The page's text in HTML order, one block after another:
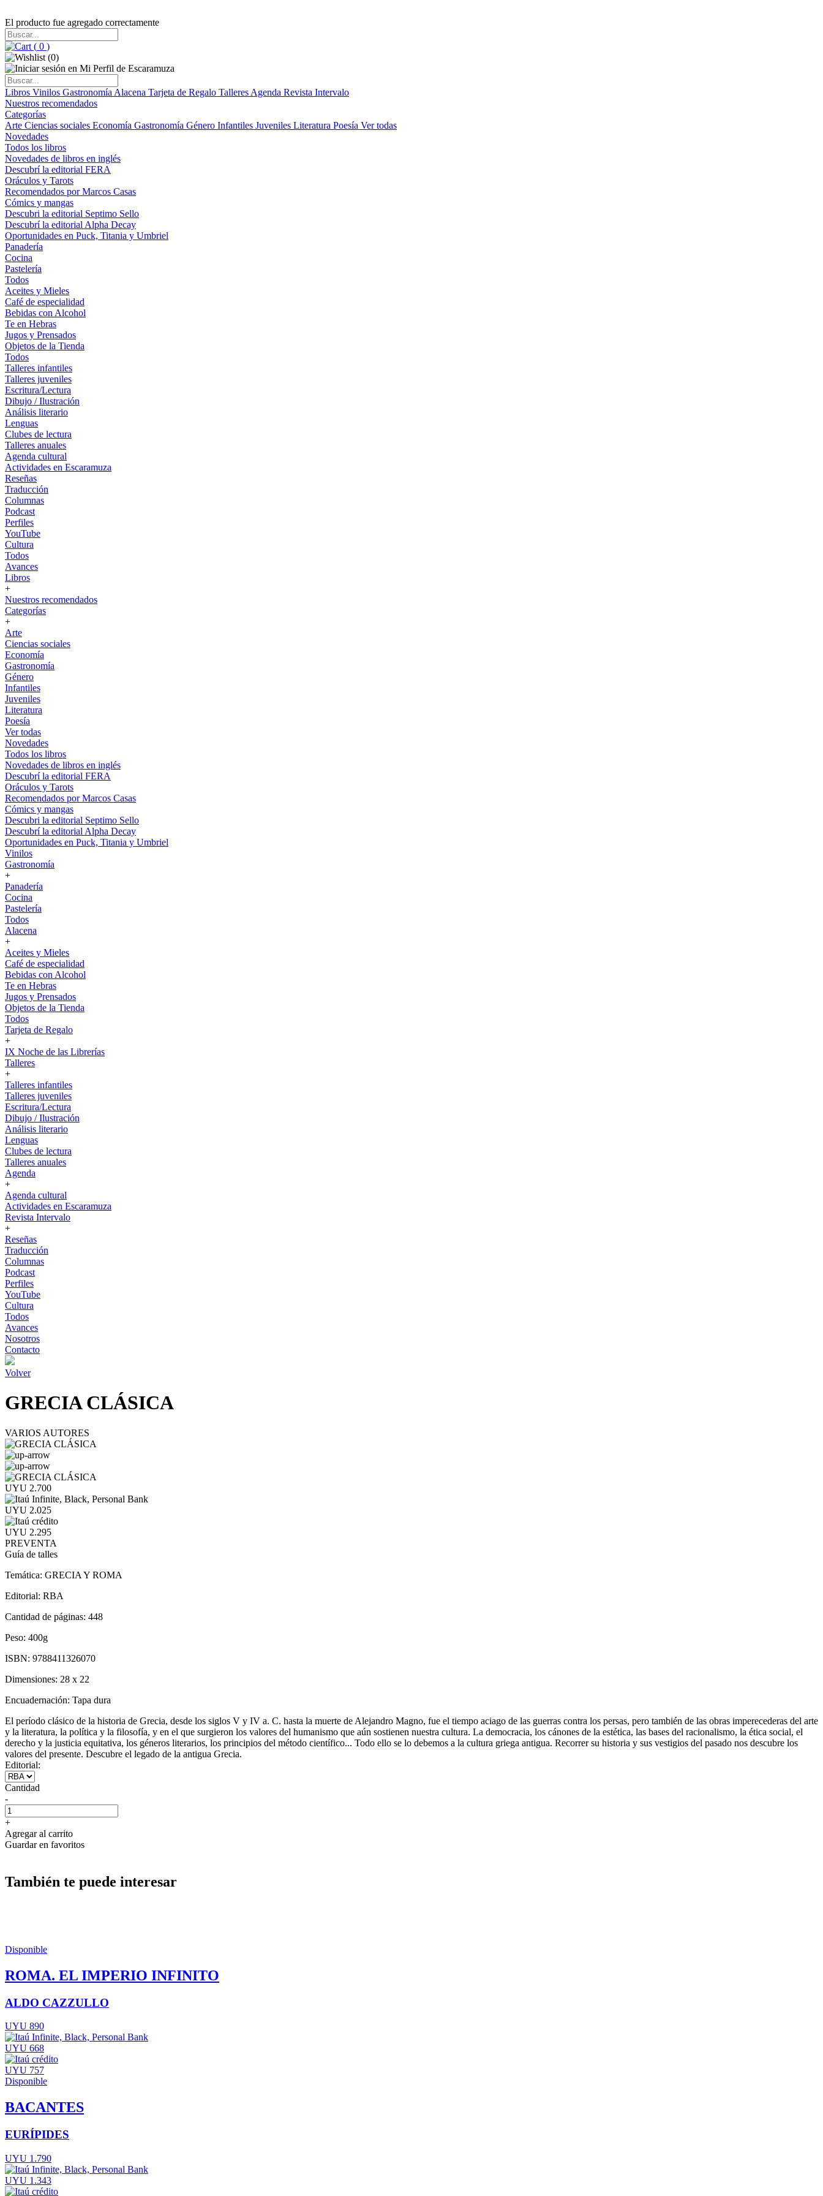
El producto fue agregado correctamente
( 0 )
(0)
Libros Vinilos Gastronomía Alacena Tarjeta de Regalo Talleres Agenda Revista Intervalo
Nuestros recomendados
Categorías
Arte Ciencias sociales Economía Gastronomía Género Infantiles Juveniles Literatura Poesía Ver todas
Novedades
Todos los libros
Novedades de libros en inglés
Descubrí la editorial FERA
Oráculos y Tarots
Recomendados por Marcos Casas
Cómics y mangas
Descubri la editorial Septimo Sello
Descubrí la editorial Alpha Decay
Oportunidades en Puck, Titania y Umbriel
Panadería
Cocina
Pastelería
Todos
Aceites y Mieles
Café de especialidad
Bebidas con Alcohol
Te en Hebras
Jugos y Prensados
Objetos de la Tienda
Todos
Talleres infantiles
Talleres juveniles
Escritura/Lectura
Dibujo / Ilustración
Análisis literario
Lenguas
Clubes de lectura
Talleres anuales
Agenda cultural
Actividades en Escaramuza
Reseñas
Traducción
Columnas
Podcast
Perfiles
YouTube
Cultura
Todos
Avances
Libros
+
Nuestros recomendados
Categorías
+
Arte
Ciencias sociales
Economía
Gastronomía
Género
Infantiles
Juveniles
Literatura
Poesía
Ver todas
Novedades
Todos los libros
Novedades de libros en inglés
Descubrí la editorial FERA
Oráculos y Tarots
Recomendados por Marcos Casas
Cómics y mangas
Descubri la editorial Septimo Sello
Descubrí la editorial Alpha Decay
Oportunidades en Puck, Titania y Umbriel
Vinilos
Gastronomía
+
Panadería
Cocina
Pastelería
Todos
Alacena
+
Aceites y Mieles
Café de especialidad
Bebidas con Alcohol
Te en Hebras
Jugos y Prensados
Objetos de la Tienda
Todos
Tarjeta de Regalo
+
IX Noche de las Librerías
Talleres
+
Talleres infantiles
Talleres juveniles
Escritura/Lectura
Dibujo / Ilustración
Análisis literario
Lenguas
Clubes de lectura
Talleres anuales
Agenda
+
Agenda cultural
Actividades en Escaramuza
Revista Intervalo
+
Reseñas
Traducción
Columnas
Podcast
Perfiles
YouTube
Cultura
Todos
Avances
Nosotros
Contacto
Volver
GRECIA CLÁSICA
VARIOS AUTORES
UYU 2.700
UYU 2.025
UYU 2.295
PREVENTA
Guía de talles
Temática: GRECIA Y ROMA
Editorial: RBA
Cantidad de páginas: 448
Peso: 400g
ISBN: 9788411326070
Dimensiones: 28 x 22
Encuadernación: Tapa dura
El período clásico de la historia de Grecia, desde los siglos V y IV a. C. hasta la muerte de Alejandro Magno, fue el tiempo aciago de las guerras contra los persas, pero también de las obras imperecederas del arte
y la literatura, la política y la filosofía, y en el que surgieron los valores del humanismo que aún sostienen nuestra cultura. La democracia, los cánones de la estética, las bases del racionalismo, la ética social, el
derecho y la justicia equitativa, los géneros literarios, los principios del método científico... Todo ello se lo debemos a la cultura griega antigua. Recorrer su historia y sus vestigios del pasado nos descubre los
valores del presente. Descubre el legado de la antigua Grecia.
Editorial:
Cantidad
-
+
Agregar al carrito
Guardar en favoritos
También te puede interesar
Disponible
ROMA. EL IMPERIO INFINITO
ALDO CAZZULLO
UYU 890
UYU 668
UYU 757
Disponible
BACANTES
EURÍPIDES
UYU 1.790
UYU 1.343